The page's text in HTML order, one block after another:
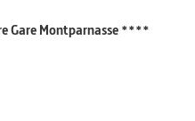
Gare Montparnasse ****